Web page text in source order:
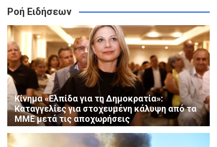
Ροή Ειδήσεων
Κίνημα «Ελπίδα για τη Δημοκρατία»:
Καταγγελίες για στοχευμένη κάλυψη από τα
ΜΜΕ μετά τις αποχωρήσεις